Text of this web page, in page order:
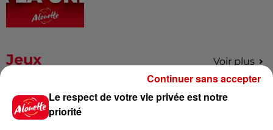
Jeux Voir plus
Gagnez vos places pour le
festival Marché Gourmand 2026
Le respect de votre vie privée est notre
priorité
Continuer sans accepter